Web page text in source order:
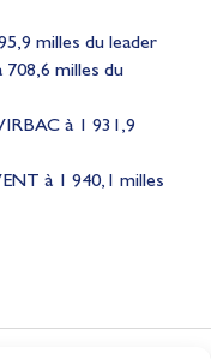
milles du leader
milles du
à 1 931,9
à 1 940,1 milles
or à